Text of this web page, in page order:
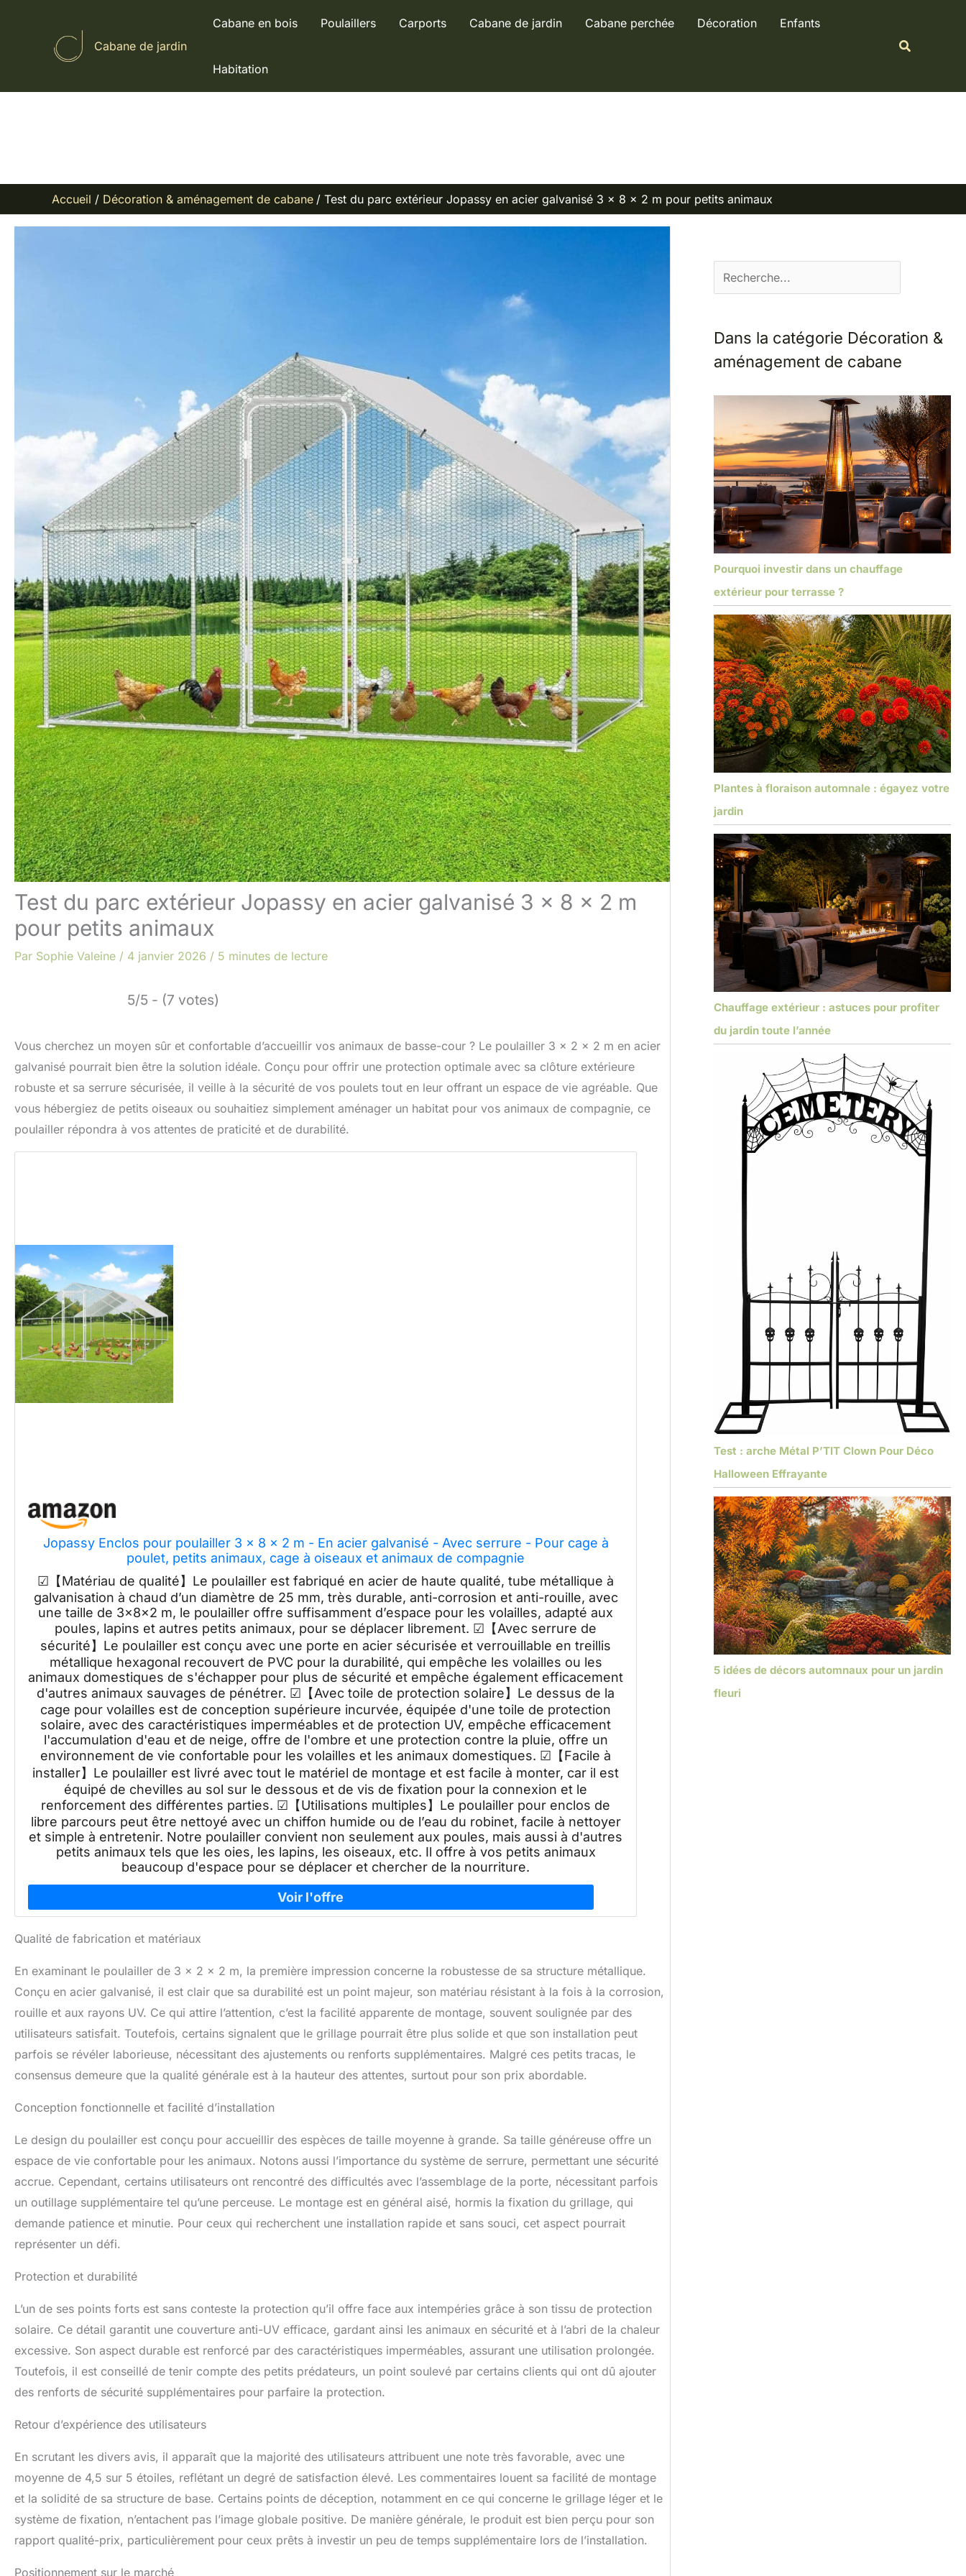
Cabane de jardin
Cabane en bois Poulaillers Carports Cabane de jardin Cabane perchée Décoration Enfants
Habitation
Accueil Décoration & aménagement de cabane Test du parc extérieur Jopassy en acier galvanisé 3 x 8 x 2 m pour petits animaux
Test du parc extérieur Jopassy en acier galvanisé 3 x 8 x 2 m
pour petits animaux
Par Sophie Valeine / 4 janvier 2026 / 5 minutes de lecture
5/5 - (7 votes)
Vous cherchez un moyen sûr et confortable d’accueillir vos animaux de basse-cour ? Le poulailler 3 x 2 x 2 m en acier
galvanisé pourrait bien être la solution idéale. Conçu pour offrir une protection optimale avec sa clôture extérieure
robuste et sa serrure sécurisée, il veille à la sécurité de vos poulets tout en leur offrant un espace de vie agréable. Que
vous hébergiez de petits oiseaux ou souhaitiez simplement aménager un habitat pour vos animaux de compagnie, ce
poulailler répondra à vos attentes de praticité et de durabilité.
Jopassy Enclos pour poulailler 3 x 8 x 2 m - En acier galvanisé - Avec serrure - Pour cage à
poulet, petits animaux, cage à oiseaux et animaux de compagnie
☑【Matériau de qualité】Le poulailler est fabriqué en acier de haute qualité, tube métallique à
galvanisation à chaud d’un diamètre de 25 mm, très durable, anti-corrosion et anti-rouille, avec
une taille de 3x8x2 m, le poulailler offre suffisamment d’espace pour les volailles, adapté aux
poules, lapins et autres petits animaux, pour se déplacer librement. ☑【Avec serrure de
sécurité】Le poulailler est conçu avec une porte en acier sécurisée et verrouillable en treillis
métallique hexagonal recouvert de PVC pour la durabilité, qui empêche les volailles ou les
animaux domestiques de s'échapper pour plus de sécurité et empêche également efficacement
d'autres animaux sauvages de pénétrer. ☑【Avec toile de protection solaire】Le dessus de la
cage pour volailles est de conception supérieure incurvée, équipée d'une toile de protection
solaire, avec des caractéristiques imperméables et de protection UV, empêche efficacement
l'accumulation d'eau et de neige, offre de l'ombre et une protection contre la pluie, offre un
environnement de vie confortable pour les volailles et les animaux domestiques. ☑【Facile à
installer】Le poulailler est livré avec tout le matériel de montage et est facile à monter, car il est
équipé de chevilles au sol sur le dessous et de vis de fixation pour la connexion et le
renforcement des différentes parties. ☑【Utilisations multiples】Le poulailler pour enclos de
libre parcours peut être nettoyé avec un chiffon humide ou de l’eau du robinet, facile à nettoyer
et simple à entretenir. Notre poulailler convient non seulement aux poules, mais aussi à d'autres
petits animaux tels que les oies, les lapins, les oiseaux, etc. Il offre à vos petits animaux
beaucoup d'espace pour se déplacer et chercher de la nourriture.
Qualité de fabrication et matériaux
En examinant le poulailler de 3 x 2 x 2 m, la première impression concerne la robustesse de sa structure métallique.
Conçu en acier galvanisé, il est clair que sa durabilité est un point majeur, son matériau résistant à la fois à la corrosion,
rouille et aux rayons UV. Ce qui attire l’attention, c’est la facilité apparente de montage, souvent soulignée par des
utilisateurs satisfait. Toutefois, certains signalent que le grillage pourrait être plus solide et que son installation peut
parfois se révéler laborieuse, nécessitant des ajustements ou renforts supplémentaires. Malgré ces petits tracas, le
consensus demeure que la qualité générale est à la hauteur des attentes, surtout pour son prix abordable.
Conception fonctionnelle et facilité d’installation
Le design du poulailler est conçu pour accueillir des espèces de taille moyenne à grande. Sa taille généreuse offre un
espace de vie confortable pour les animaux. Notons aussi l’importance du système de serrure, permettant une sécurité
accrue. Cependant, certains utilisateurs ont rencontré des difficultés avec l’assemblage de la porte, nécessitant parfois
un outillage supplémentaire tel qu’une perceuse. Le montage est en général aisé, hormis la fixation du grillage, qui
demande patience et minutie. Pour ceux qui recherchent une installation rapide et sans souci, cet aspect pourrait
représenter un défi.
Protection et durabilité
L’un de ses points forts est sans conteste la protection qu’il offre face aux intempéries grâce à son tissu de protection
solaire. Ce détail garantit une couverture anti-UV efficace, gardant ainsi les animaux en sécurité et à l’abri de la chaleur
excessive. Son aspect durable est renforcé par des caractéristiques imperméables, assurant une utilisation prolongée.
Toutefois, il est conseillé de tenir compte des petits prédateurs, un point soulevé par certains clients qui ont dû ajouter
des renforts de sécurité supplémentaires pour parfaire la protection.
Retour d’expérience des utilisateurs
En scrutant les divers avis, il apparaît que la majorité des utilisateurs attribuent une note très favorable, avec une
moyenne de 4,5 sur 5 étoiles, reflétant un degré de satisfaction élevé. Les commentaires louent sa facilité de montage
et la solidité de sa structure de base. Certains points de déception, notamment en ce qui concerne le grillage léger et le
système de fixation, n’entachent pas l’image globale positive. De manière générale, le produit est bien perçu pour son
rapport qualité-prix, particulièrement pour ceux prêts à investir un peu de temps supplémentaire lors de l’installation.
Positionnement sur le marché
e
r
Dans la catégorie Décoration &
aménagement de cabane
Pourquoi investir dans un chauffage
extérieur pour terrasse ?
Plantes à floraison automnale : égayez votre
jardin
Chauffage extérieur : astuces pour profiter
du jardin toute l’année
Test : arche Métal P’TIT Clown Pour Déco
Halloween Effrayante
5 idées de décors automnaux pour un jardin
fleuri